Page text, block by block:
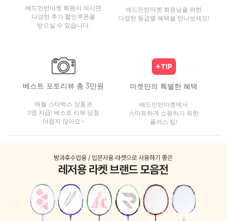
배드민턴마켓 회원이 되시면
다양한 추가 할인쿠폰을
받으실 수 있습니다.
배드민턴마켓 회원님을 위한
다양한 등급별 혜택을 만나보세요!
베스트 포토리뷰 총 3만원
매월 스타벅스 상품권
3명 지급! 베스트 리뷰 당첨
어렵지 않아요~
마켓만의 특별한 혜택
배드민턴마켓에서
스마트하게 쇼핑하기 위한
플러스 팁!